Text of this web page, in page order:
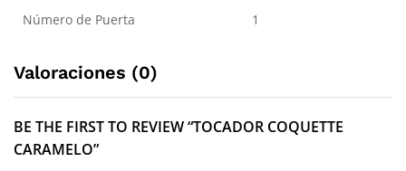
Número de Puerta
1
Valoraciones (0)
BE THE FIRST TO REVIEW “TOCADOR COQUETTE
CARAMELO”